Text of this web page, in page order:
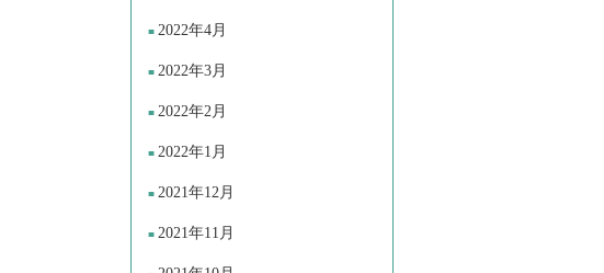
2022年4月
2022年3月
2022年2月
2022年1月
2021年12月
2021年11月